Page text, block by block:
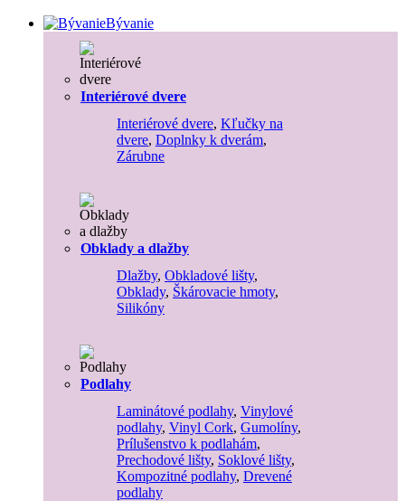
Bývanie
Interiérové dvere
Interiérové dvere, Kľučky na
dvere, Doplnky k dverám,
Zárubne
Obklady a dlažby
Dlažby, Obkladové lišty,
Obklady, Škárovacie hmoty,
Silikóny
Podlahy
Laminátové podlahy, Vinylové
podlahy, Vinyl Cork, Gumolíny,
Prílušenstvo k podlahám,
Prechodové lišty, Soklové lišty,
Kompozitné podlahy, Drevené
podlahy